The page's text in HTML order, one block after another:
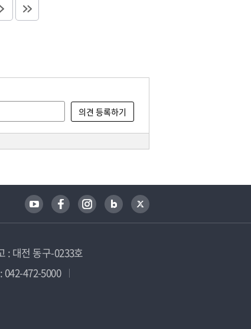
: 대전 동구-0233호
042-472-5000